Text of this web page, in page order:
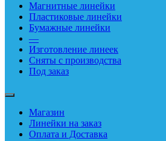
Магнитные линейки
Пластиковые линейки
Бумажные линейки
—
Изготовление линеек
Сняты с производства
Под заказ
Магазин
Линейки на заказ
Оплата и Доставка